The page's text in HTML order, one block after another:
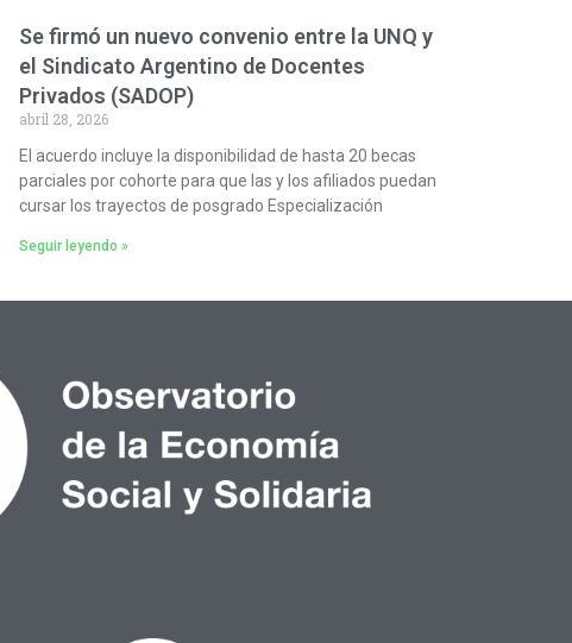
Se firmó un nuevo convenio entre la UNQ y
el Sindicato Argentino de Docentes
Privados (SADOP)
abril 28, 2026
El acuerdo incluye la disponibilidad de hasta 20 becas
parciales por cohorte para que las y los afiliados puedan
cursar los trayectos de posgrado Especialización
Seguir leyendo »